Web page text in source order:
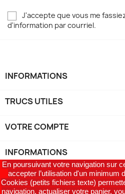
En poursuivant votre navigation sur
accepter l’utilisation d'un minimum
Cookies (petits fichiers texte)
navigation, actualiser votre panier,
J'accepte que vous me
d'information par courriel.
INFORMATIONS
TRUCS UTILES
VOTRE COMPTE
INFORMATIONS